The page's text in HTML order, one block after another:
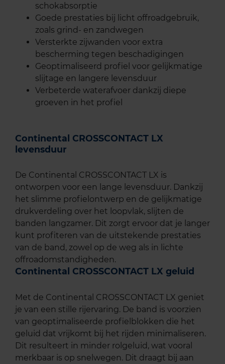
schokabsorptie
Goede prestaties bij licht offroadgebruik,
zoals grind- en zandwegen
Versterkte zijwanden voor extra
bescherming tegen beschadigingen
Geoptimaliseerd profiel voor gelijkmatige
slijtage en langere levensduur
Verbeterde waterafvoer dankzij diepe
groeven in het profiel
Continental CROSSCONTACT LX
levensduur
De Continental CROSSCONTACT LX is
ontworpen voor een lange levensduur. Dankzij
het slimme profielontwerp en de gelijkmatige
drukverdeling over het loopvlak, slijten de
banden langzamer. Dit zorgt ervoor dat je langer
kunt profiteren van de uitstekende prestaties
van de band, zowel op de weg als in lichte
offroadomstandigheden.
Continental CROSSCONTACT LX geluid
Met de Continental CROSSCONTACT LX geniet
je van een stille rijervaring. De band is voorzien
van geoptimaliseerde profielblokken die het
geluid dat vrijkomt bij het rijden minimaliseren.
Dit resulteert in minder rolgeluid, wat vooral
merkbaar is op snelwegen. Dit draagt bij aan